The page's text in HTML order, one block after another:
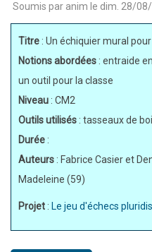
jeu
Soumis par anim le dim. 28/
Titre : Un échiquier mural
Notions abordées : entraide
un outil pour la classe
Niveau : CM2
Outils utilisés : tasseaux de
Durée :
Auteurs : Fabrice Casier et
Madeleine (59)
Projet : Le jeu d'échecs